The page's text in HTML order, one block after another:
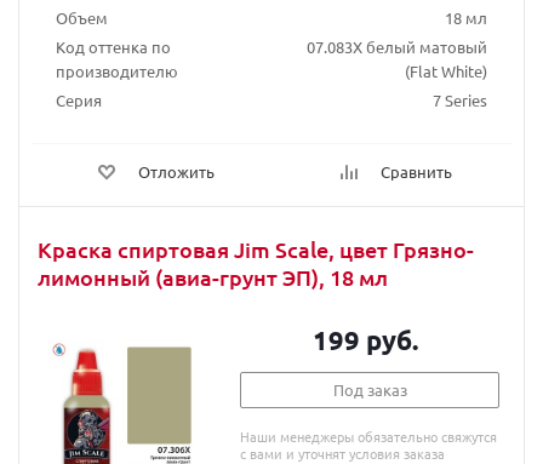
Объем
18 мл
Код оттенка по
производителю
07.083X белый матовый
(Flat White)
Серия
7 Series
Отложить Сравнить
Краска спиртовая Jim Scale, цвет Грязно-
лимонный (авиа-грунт ЭП), 18 мл
199 руб.
Под заказ
Наши менеджеры обязательно свяжутся
с вами и уточнят условия заказа